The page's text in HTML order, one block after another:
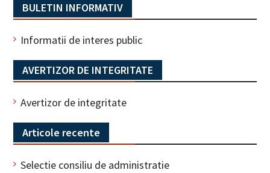
BULETIN INFORMATIV
Informatii de interes public
AVERTIZOR DE INTEGRITATE
Avertizor de integritate
Articole recente
Selectie consiliu de administratie